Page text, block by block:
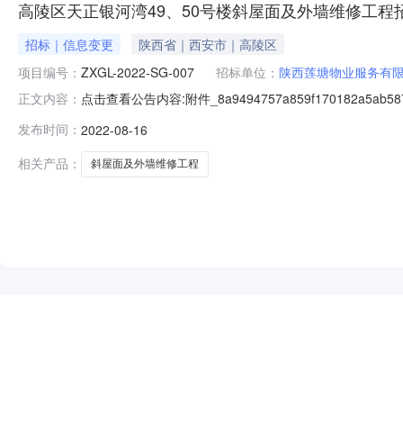
高陵区天正银河湾49、50号楼斜屋面及外墙维修工程
招标｜信息变更
陕西省｜西安市｜高陵区
项目编号： ZXGL-2022-SG-007 招标单位： 陕西莲塘物业服务有
正文内容： 点击查看公告内容:附件
2022年8月19日15：00，其他内容均不变，由此带来不
发布时间： 2022-08-16
相关产品：
斜屋面及外墙维修工程